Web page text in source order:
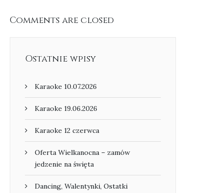
Comments are closed
Ostatnie wpisy
Karaoke 10.07.2026
Karaoke 19.06.2026
Karaoke 12 czerwca
Oferta Wielkanocna – zamów
jedzenie na święta
Dancing, Walentynki, Ostatki